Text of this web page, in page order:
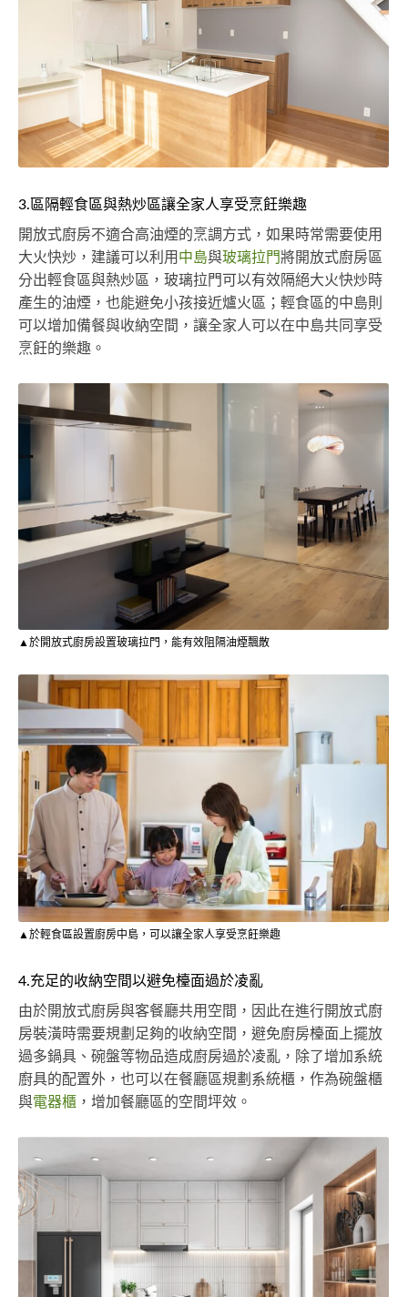
3.區隔輕食區與熱炒區讓全家人享受烹飪樂趣
開放式廚房不適合高油煙的烹調方式，如果時常需要使用
大火快炒，建議可以利用 中島與玻璃拉門將開放式廚房區
分出輕食區與熱炒區，玻璃拉門可以有效隔絕大火快炒時
產生的油煙，也能避免小孩接近爐火區；輕食區的中島則
可以增加備餐與收納空間，讓全家人可以在中島共同享受
烹飪的樂趣。
▲於開放式廚房設置玻璃拉門，能有效阻隔油煙飄散
▲於輕食區設置廚房中島，可以讓全家人享受烹飪樂趣
4.充足的收納空間以避免檯面過於凌亂
由於開放式廚房與客餐廳共用空間，因此在進行開放式廚
房裝潢時需要規劃足夠的收納空間，避免廚房檯面上擺放
過多鍋具、碗盤等物品造成廚房過於凌亂，除了增加系統
廚具的配置外，也可以在餐廳區規劃系統櫃，作為碗盤櫃
與電器櫃 ，增加餐廳區的空間坪效。